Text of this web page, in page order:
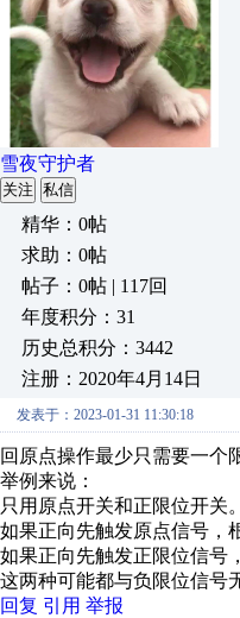
雪夜守护者
关注 私信
精华：0帖
求助：0帖
帖子：0帖 | 117回
年度积分：31
历史总积分：3442
注册：2020年4月14日
发表于：2023-01-31 11:30:18
回原点操作最少只需要一个
举例来说：
只用原点开关和正限位开关
如果正向先触发原点信号，
如果正向先触发正限位信号
这两种可能都与负限位信号
回复 引用 举报